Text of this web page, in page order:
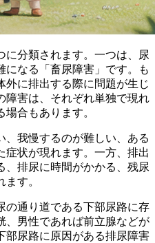
分類されます。一つは、
尿
なる「畜尿障害」 です。も
外に排出する際に問題が生じ
障害は、それぞれ単独で現れ
合もあります。
、我慢するのが難しい、ある
症状が現れます。一方、排出
、排尿に時間がかかる、残尿
す。
の通り道である下部尿路に存
、男性であれば前立腺などが
部尿路に原因がある排尿障害